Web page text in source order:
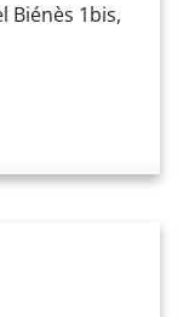
Biénès 1bis,